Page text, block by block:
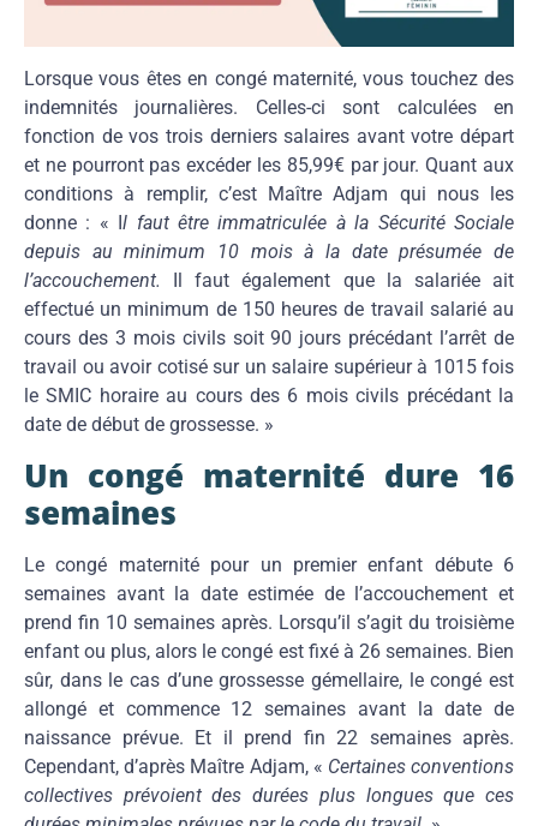
Lorsque vous êtes en congé maternité, vous touchez des
indemnités journalières. Celles-ci sont calculées en
fonction de vos trois derniers salaires avant votre départ
et ne pourront pas excéder les 85,99€ par jour. Quant aux
conditions à remplir, c’est Maître Adjam qui nous les
donne : « Il faut être immatriculée à la Sécurité Sociale
depuis au minimum 10 mois à la date présumée de
l’accouchement.
Il faut également que la salariée ait
effectué un minimum de 150 heures de travail salarié au
cours des 3 mois civils soit 90 jours précédant l’arrêt de
travail ou avoir cotisé sur un salaire supérieur à 1015 fois
le SMIC horaire au cours des 6 mois civils précédant la
date de début de grossesse. »
Un congé maternité dure 16
semaines
Le congé maternité pour un premier enfant débute 6
semaines avant la date estimée de l’accouchement et
prend fin 10 semaines après. Lorsqu’il s’agit du troisième
enfant ou plus, alors le congé est fixé à 26 semaines. Bien
sûr, dans le cas d’une grossesse gémellaire, le congé est
allongé et commence 12 semaines avant la date de
naissance prévue. Et il prend fin 22 semaines après.
Cependant, d’après Maître Adjam, « Certaines conventions
collectives prévoient des durées plus longues que ces